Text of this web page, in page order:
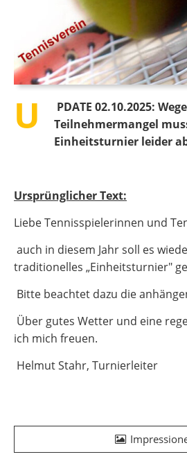
U
PDATE 02.10.2025:
Teilnehmermangel
Einheitsturnier leider
Ursprünglicher Text:
Liebe Tennisspielerinnen und
auch in diesem Jahr soll es
traditionelles „Einheitsturnier"
Bitte beachtet dazu die
Über gutes Wetter und eine
ich mich freuen.
Helmut Stahr, Turnierleiter